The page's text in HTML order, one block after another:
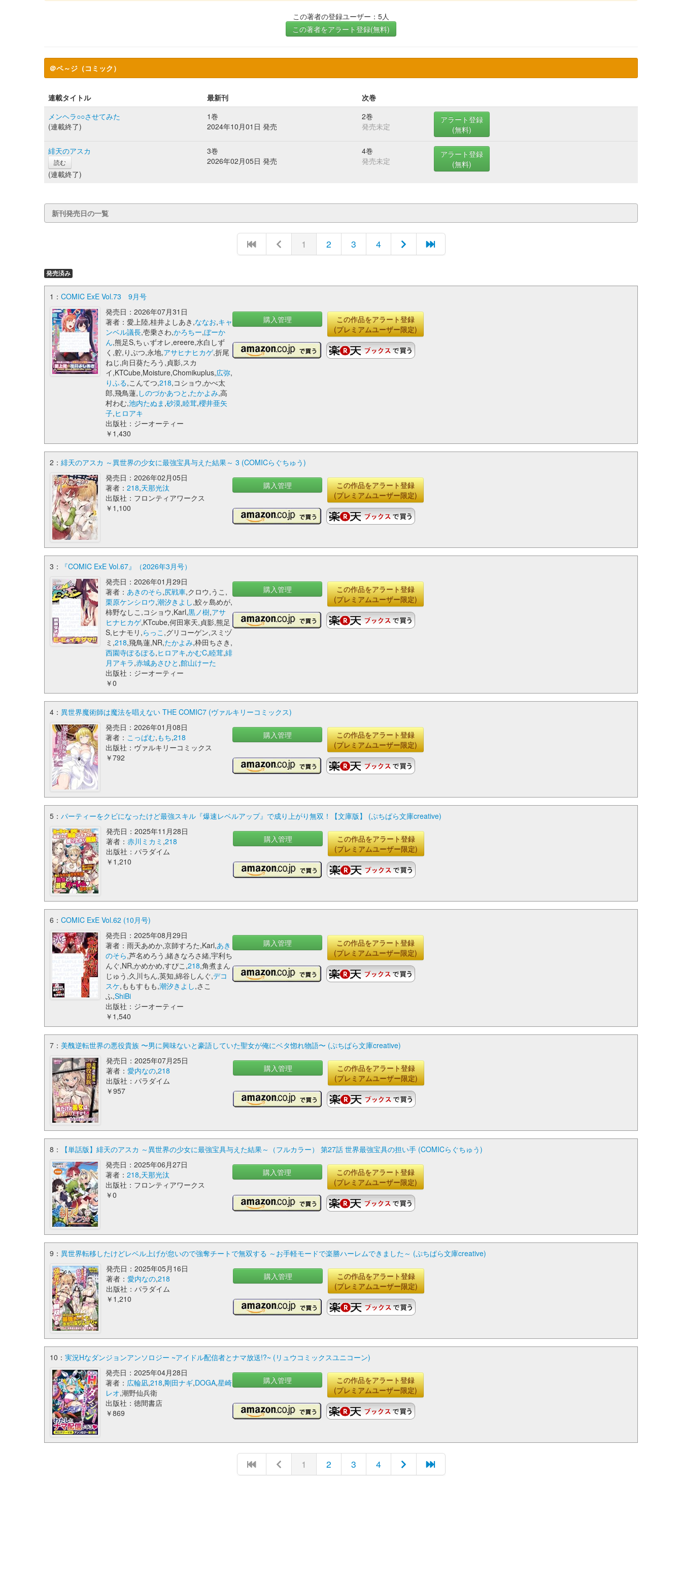
この著者の登録ユーザー：5人
この著者をアラート登録(無料)
＠ペ～ジ（コミック）
連載タイトル 最新刊
次巻
メンヘラ○○させてみた
(連載終了)
1巻
2024年10月01日 発売
2巻
発売未定
アラート登録
(無料)
緋天のアスカ
読む
(連載終了)
3巻
2026年02月05日 発売
4巻
発売未定
アラート登録
(無料)
新刊発売日の一覧
1 2 3 4
発売済み
1： COMIC ExE Vol.73 9月号
発売日：2026年07月31日
著者：愛上陸,桂井よしあき,ななお,キャ
ンベル議長,壱乗さわ,かろちー,ぼーか
ん,熊足S,ちぃずオレ,ereere,水白しず
く,躻,りぶつ,永地,アサヒナヒカゲ,折尾
ねじ,向日葵たろう,貞影,スカ
イ,KTCube,Moisture,Chomikuplus,広弥,
りふる,こんてつ,218,コショウ,かべ太
郎,飛鳥蓮, しのづかあつと ,たかよみ,高
村わむ,池内たぬま ,砂漠,睦茸,櫻井亜矢
子,ヒロアキ
出版社：ジーオーティー
￥1,430
購入管理
この作品をアラート登録
(プレミアムユーザー限定)
2： 緋天のアスカ ～異世界の少女に最強宝具与えた結果～ 3 (COMICらぐちゅう)
発売日：2026年02月05日
著者：218,天那光汰
出版社：フロンティアワークス
￥1,100
購入管理
この作品をアラート登録
(プレミアムユーザー限定)
3：
『COMIC ExE Vol.67』（2026年3月号）
発売日：2026年01月29日
著者：あきのそら,尻戦車,クロウ,うこ,
栗原ケンシロウ,潮汐きよし,鮫ヶ島めが,
柿野なしこ,コショウ,Karl,黒ノ樹,アサ
ヒナヒカゲ,KTcube,何田寒天,貞影,熊足
S,ヒナモリ,らっこ ,グリコーゲン,スミヅ
ミ,218,飛鳥蓮,NR,たかよみ,枠田ちさき,
西園寺ぽるぽる,ヒロアキ,かむC,睦茸,緋
月アキラ,赤城あさひと ,館山けーた
出版社：ジーオーティー
￥0
購入管理
この作品をアラート登録
(プレミアムユーザー限定)
4： 異世界魔術師は魔法を唱えない THE COMIC7 (ヴァルキリーコミックス)
発売日：2026年01月08日
著者： こっぱむ,もち,218
出版社：ヴァルキリーコミックス
￥792
購入管理
この作品をアラート登録
(プレミアムユーザー限定)
5： パーティーをクビになったけど最強スキル『爆速レベルアップ』で成り上がり無双！【文庫版】 (ぷちぱら文庫creative)
発売日：2025年11月28日
著者：赤川ミカミ ,218
出版社：パラダイム
￥1,210
購入管理
この作品をアラート登録
(プレミアムユーザー限定)
6： COMIC ExE Vol.62 (10月号)
発売日：2025年08月29日
著者：雨天あめか,京師すろた,Karl,あき
のそら,芦名めろう,緒きなろさ緒,宇利ち
んぐ,NR,かめかめ,すぴこ,218,角煮まん
じゅう,久川ちん,英知,綿谷しんぐ,デコ
スケ,ももすもも,潮汐きよし,さこ
ふ,ShiBi
出版社：ジーオーティー
￥1,540
購入管理
この作品をアラート登録
(プレミアムユーザー限定)
7： 美醜逆転世界の悪役貴族 〜男に興味ないと豪語していた聖女が俺にベタ惚れ物語〜 (ぷちぱら文庫creative)
発売日：2025年07月25日
著者：愛内なの,218
出版社：パラダイム
￥957
購入管理
この作品をアラート登録
(プレミアムユーザー限定)
8：
【単話版】緋天のアスカ ～異世界の少女に最強宝具与えた結果～（フルカラー） 第27話 世界最強宝具の担い手 (COMICらぐちゅう)
発売日：2025年06月27日
著者： 218,天那光汰
出版社：フロンティアワークス
￥0
購入管理
この作品をアラート登録
(プレミアムユーザー限定)
9： 異世界転移したけどレベル上げが怠いので強奪チートで無双する ～お手軽モードで楽勝ハーレムできました～ (ぷちぱら文庫creative)
発売日：2025年05月16日
著者：愛内なの,218
出版社：パラダイム
￥1,210
購入管理
この作品をアラート登録
(プレミアムユーザー限定)
10： 実況Hなダンジョンアンソロジー ~アイドル配信者とナマ放送!?~ (リュウコミックスユニコーン)
発売日：2025年04月28日
著者： 広輪凪,218,剛田ナギ,DOGA,星崎
レオ,潮野仙兵衛
出版社：徳間書店
￥869
購入管理
この作品をアラート登録
(プレミアムユーザー限定)
1 2 3 4